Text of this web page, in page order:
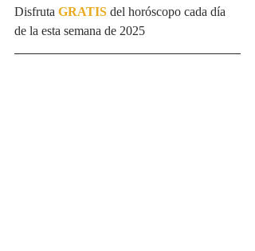
Disfruta GRATISdel horóscopo cada día
de la esta semana de 2025